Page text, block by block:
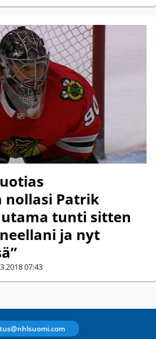
Patrik
tunti sitten
ja nyt
07:43